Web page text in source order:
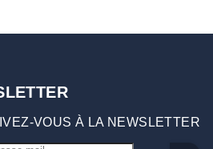
VOUS À LA NEWSLETTER